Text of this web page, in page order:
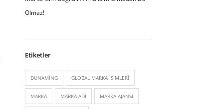
Olmaz!
Etiketler
DUNAMING GLOBAL MARKA ISIMLERI
MARKA MARKA ADI MARKA AJANSI